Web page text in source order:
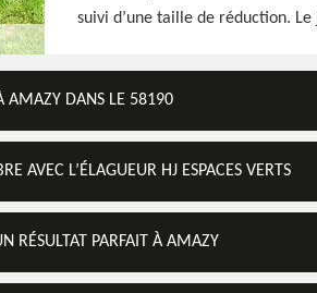
suivi d’une taille de réduction.
AMAZY DANS LE 58190
AVEC L’ÉLAGUEUR HJ ESPACES VERTS
RÉSULTAT PARFAIT À AMAZY